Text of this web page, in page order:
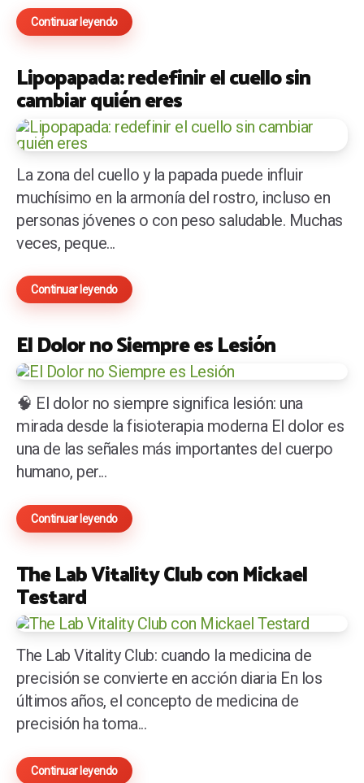
Continuar leyendo
Lipopapada: redefinir el cuello sin
cambiar quién eres
La zona del cuello y la papada puede influir
muchísimo en la armonía del rostro, incluso en
personas jóvenes o con peso saludable. Muchas
veces, peque...
Continuar leyendo
El Dolor no Siempre es Lesión
🧠 El dolor no siempre significa lesión: una
mirada desde la fisioterapia moderna El dolor es
una de las señales más importantes del cuerpo
humano, per...
Continuar leyendo
The Lab Vitality Club con Mickael
Testard
The Lab Vitality Club: cuando la medicina de
precisión se convierte en acción diaria En los
últimos años, el concepto de medicina de
precisión ha toma...
Continuar leyendo